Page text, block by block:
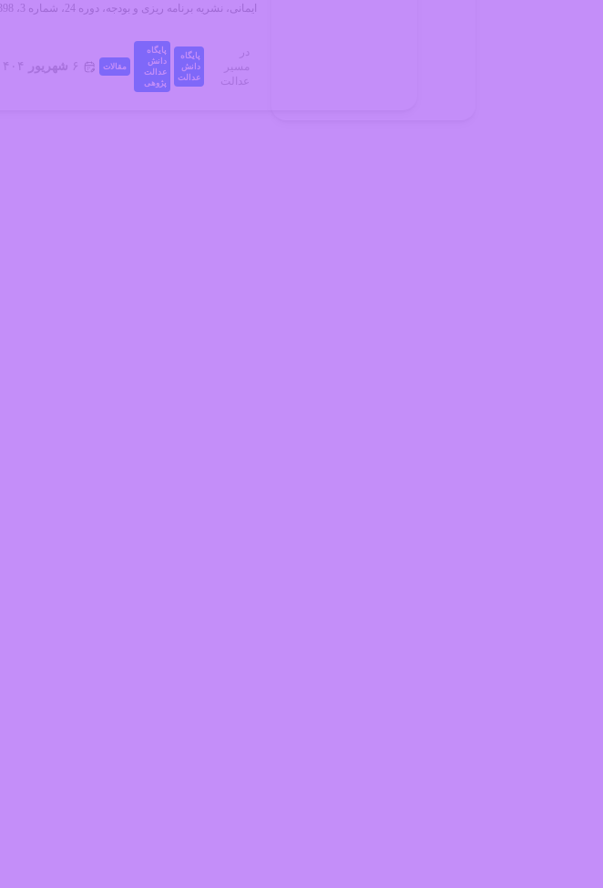
ایمانی، نشریه برنامه ریزی و بودجه، دوره 24، شماره 3، 1398 چکیده:
در
مسیر
عدالت
پایگاه
دانش
عدالت
پایگاه
دانش
عدالت
پژوهی
مقالات ۶ شهریور